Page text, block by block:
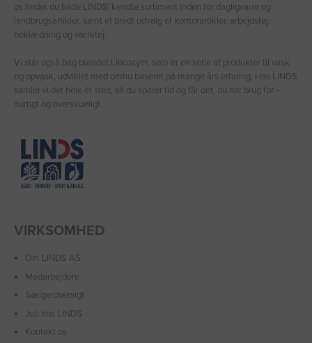
os finder du både LINDS′ kendte sortiment inden for dagligvarer og
landbrugsartikler, samt et bredt udvalg af kontorartikler, arbejdstøj,
beklædning og værktøj.
Vi står også bag brandet Lincozym, som er en serie af produkter til vask
og opvask, udviklet med omhu baseret på mange års erfaring. Hos LINDS
samler vi det hele ét sted, så du sparer tid og får det, du har brug for –
hurtigt og overskueligt.
VIRKSOMHED
Om LINDS AS
Medarbejdere
Sælgeroversigt
Job hos LINDS
Kontakt os